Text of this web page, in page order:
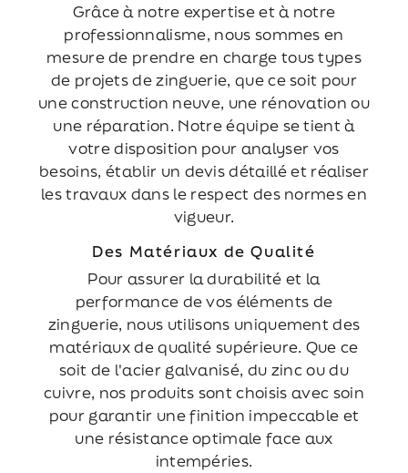
Grâce à notre expertise et à notre
professionnalisme, nous sommes en
mesure de prendre en charge tous types
de projets de zinguerie, que ce soit pour
une construction neuve, une rénovation ou
une réparation. Notre équipe se tient à
votre disposition pour analyser vos
besoins, établir un devis détaillé et réaliser
les travaux dans le respect des normes en
vigueur.
Des Matériaux de Qualité
Pour assurer la durabilité et la
performance de vos éléments de
zinguerie, nous utilisons uniquement des
matériaux de qualité supérieure. Que ce
soit de l'acier galvanisé, du zinc ou du
cuivre, nos produits sont choisis avec soin
pour garantir une finition impeccable et
une résistance optimale face aux
intempéries.